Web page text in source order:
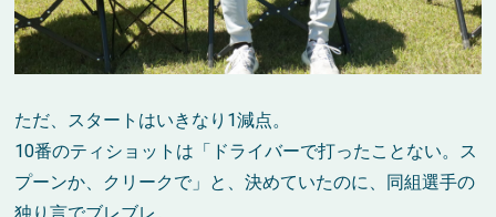
ただ、スタートはいきなり1減点。
10番のティショットは「ドライバーで打ったことない。ス
プーンか、クリークで」と、決めていたのに、同組選手の